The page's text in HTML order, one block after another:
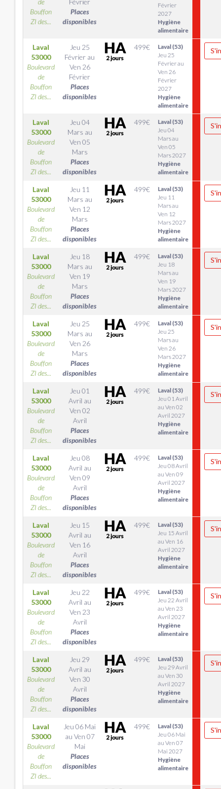
de
Bouffon
ZI des...
Février
Places
disponibles
Février
2027
Hygiène
alimentaire
Laval
53000
Boulevard
de
Bouffon
ZI des...
Jeu 25
Février au
Ven 26
Février
Places
disponibles
499€
Laval (53)
Jeu 25
Février au
Ven 26
Février
2027
Hygiène
alimentaire
Laval
53000
Boulevard
de
Bouffon
ZI des...
Jeu 04
Mars au
Ven 05
Mars
Places
disponibles
499€
Laval (53)
Jeu 04
Mars au
Ven 05
Mars 2027
Hygiène
alimentaire
Laval
53000
Boulevard
de
Bouffon
ZI des...
Jeu 11
Mars au
Ven 12
Mars
Places
disponibles
499€
Laval (53)
Jeu 11
Mars au
Ven 12
Mars 2027
Hygiène
alimentaire
Laval
53000
Boulevard
de
Bouffon
ZI des...
Jeu 18
Mars au
Ven 19
Mars
Places
disponibles
499€
Laval (53)
Jeu 18
Mars au
Ven 19
Mars 2027
Hygiène
alimentaire
Laval
53000
Boulevard
de
Bouffon
ZI des...
Jeu 25
Mars au
Ven 26
Mars
Places
disponibles
499€
Laval (53)
Jeu 25
Mars au
Ven 26
Mars 2027
Hygiène
alimentaire
Laval
53000
Boulevard
de
Bouffon
ZI des...
Jeu 01
Avril au
Ven 02
Avril
Places
disponibles
499€
Laval (53)
Jeu 01 Avril
au Ven 02
Avril 2027
Hygiène
alimentaire
Laval
53000
Boulevard
de
Bouffon
ZI des...
Jeu 08
Avril au
Ven 09
Avril
Places
disponibles
499€
Laval (53)
Jeu 08 Avril
au Ven 09
Avril 2027
Hygiène
alimentaire
Laval
53000
Boulevard
de
Bouffon
ZI des...
Jeu 15
Avril au
Ven 16
Avril
Places
disponibles
499€
Laval (53)
Jeu 15 Avril
au Ven 16
Avril 2027
Hygiène
alimentaire
Laval
53000
Boulevard
de
Bouffon
ZI des...
Jeu 22
Avril au
Ven 23
Avril
Places
disponibles
499€
Laval (53)
Jeu 22 Avril
au Ven 23
Avril 2027
Hygiène
alimentaire
Laval
53000
Boulevard
de
Bouffon
ZI des...
Jeu 29
Avril au
Ven 30
Avril
Places
disponibles
499€
Laval (53)
Jeu 29 Avril
au Ven 30
Avril 2027
Hygiène
alimentaire
Laval
53000
Boulevard
de
Bouffon
ZI des...
Jeu 06 Mai
au Ven 07
Mai
Places
disponibles
499€
Laval (53)
Jeu 06 Mai
au Ven 07
Mai 2027
Hygiène
alimentaire